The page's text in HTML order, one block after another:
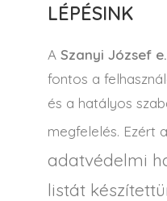
LÉPÉSINK
ASzanyi József
fontos a
és a hatályos
megfelelés. Ezért
adatvédelmi
listát